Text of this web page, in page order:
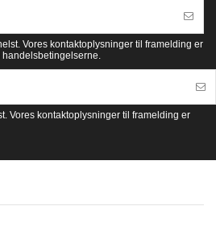
Vores kontaktoplysninger til framelding er
handelsbetingelserne.
Vores kontaktoplysninger til framelding er